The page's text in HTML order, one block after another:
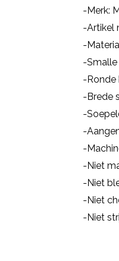
-Merk:
-Artikel
-
-
-Ronde
-Brede
-
-
-
-Niet
-Niet
-Niet
-Niet